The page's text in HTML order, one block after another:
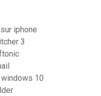
iphone
3
10